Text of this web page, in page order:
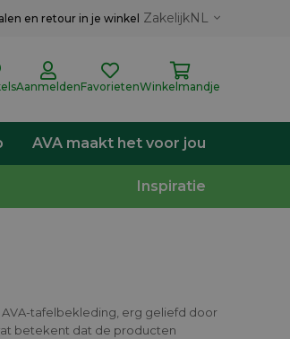
en retour in je winkel ZakelijkNL
AanmeldenFavorietenWinkelmandje
AVA maakt het voor jou
Inspiratie
tafelbekleding, erg geliefd door
betekent dat de producten